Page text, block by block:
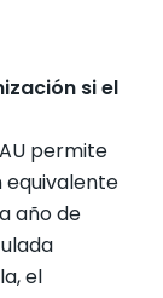
si el
permite
equivalente
año de
el